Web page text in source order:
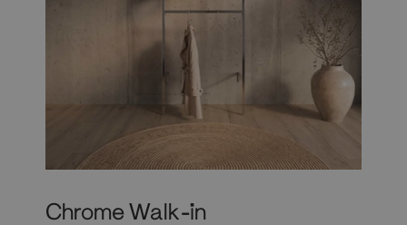
Chrome Walk-in